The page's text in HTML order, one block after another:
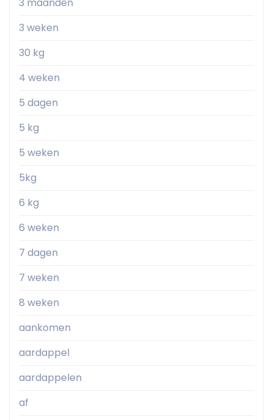
3 maanden
3 weken
30 kg
4 weken
5 dagen
5 kg
5 weken
5kg
6 kg
6 weken
7 dagen
7 weken
8 weken
aankomen
aardappel
aardappelen
af